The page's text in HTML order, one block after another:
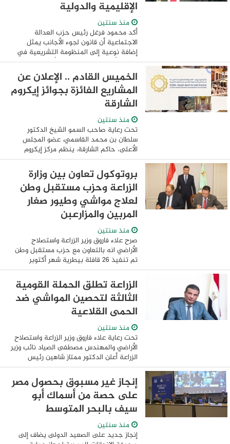
الإقليمية والدولية
منذ سنتين
أكد محمود فرغل رئيس حزب العدالة
الاجتماعية أن قانون لجوء الأجانب يمثل
إضافة نوعية إلى المنظومة التشريعية في
مصر، ويأتي في توقيت بالغ الأهمية بالنظر
إلى الأوضاع الإقليمية الراهنة التي دفعت
أعدادًا ...
الخميس القادم .. الإعلان عن
المشاريع الفائزة بجوائز إيكروم
الشارقة
منذ سنتين
تحت رعاية صاحب السمو الشيخ الدكتور
سلطان بن محمد القاسمي، عضو المجلس
الأعلى، حاكم الشارقة، ينظم مركز إيكروم
الإقليمي في الشارقة احتفالية خاصة للإعلان
عن المشاريع الفائزة بالدورة الرابعة من جائزة
...
بروتوكول تعاون بين وزارة
الزراعة وحزب مستقبل وطن
لعلاج مواشي وطيور صغار
المربين والمزارعبن
منذ سنتين
صرح علاء فاروق وزير الزراعة واستصلاح
الأراضي انه بالتعاون مع حزب مستقبل وطن
تم تنفيذ 26 قافلة بيطرية شهر أكتوبر
الماضي في جميع محافظات الجمهورية
قامت بعلاج وفحص أكثر من 46 الف رأس
ماشية و 66 الف ...
الزراعة تطلق الحملة القومية
الثالثة لتحصين المواشي ضد
الحمى القلاعية
منذ سنتين
تحت رعاية علاء فاروق وزير الزراعة واستصلاح
الأراضي والمهندس مصطفى الصياد نائب وزير
الزراعة أعلن الدكتور ممتاز شاهين رئيس
الهيئة العامة للخدمات البيطرية انطلاق
أعمال الحملة القومية الثالثة لعام ٢٠٢٤ ...
إنجاز غير مسبوق بحصول مصر
على حصة من أسماك أبو
سيف بالبحر المتوسط
منذ سنتين
إنجاز جديد على الصعيد الدولى يضاف إلى